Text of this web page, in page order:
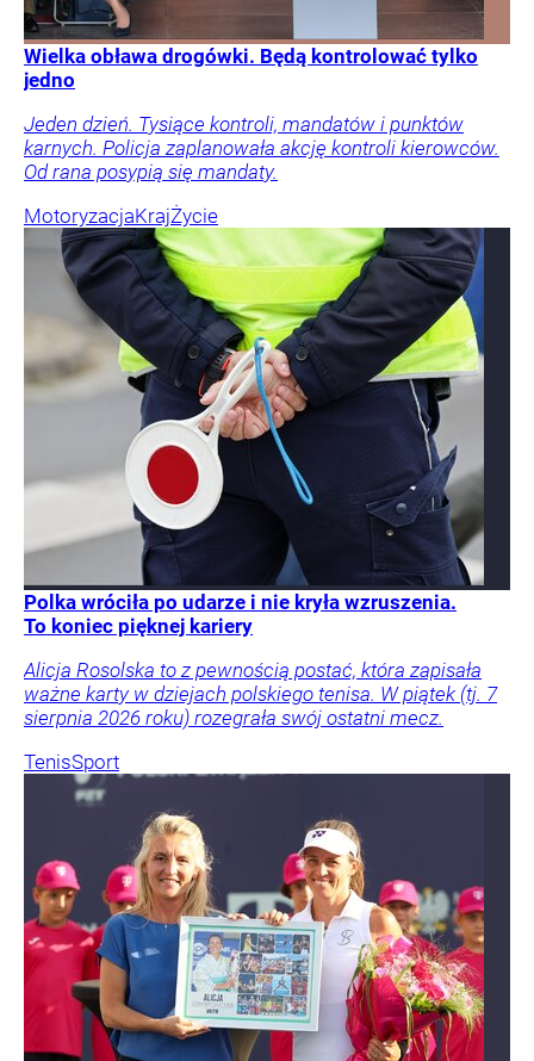
Wielka obława drogówki. Będą kontrolować tylko
jedno
Jeden dzień. Tysiące kontroli, mandatów i punktów
karnych. Policja zaplanowała akcję kontroli kierowców.
Od rana posypią się mandaty.
MotoryzacjaKrajŻycie
Polka wróciła po udarze i nie kryła wzruszenia.
To koniec pięknej kariery
Alicja Rosolska to z pewnością postać, która zapisała
ważne karty w dziejach polskiego tenisa. W piątek (tj. 7
sierpnia 2026 roku) rozegrała swój ostatni mecz.
TenisSport